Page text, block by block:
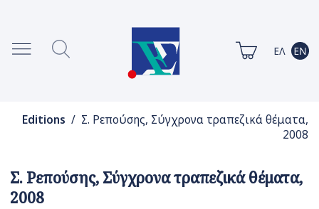
Editions / Σ. Ρεπούσης, Σύγχρονα τραπεζικά θέματα,
2008
Σ. Ρεπούσης, Σύγχρονα τραπεζικά θέματα,
2008